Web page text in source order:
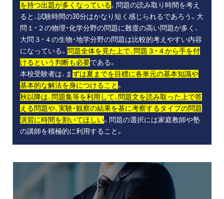
を持つ出題が多くなっている。問題の読み取り時間を考え
ると、試験時間の30分はかなり短く感じられるであろう。大
問１・２の物理・化学分野の問題に難度の高い問題が多く、
大問３・４の生物・地学分野の問題は比較的考えやすい内容
になっている。 問題全体を見た上で、問題３・４から手を付
けるという判断も必要である。
本校受験者は、まずは夏までを目標に各単元の基本知識や
基本的な解法を身につけること。
秋以降は、問題集等を利用して、問題文を読み取った上で答
える問題や、実験・観察の結果を基に考察するタイプの問題
演習に時間を割いてほしい。問題の選択には家庭教師や塾
の講師を積極的に利用すること。